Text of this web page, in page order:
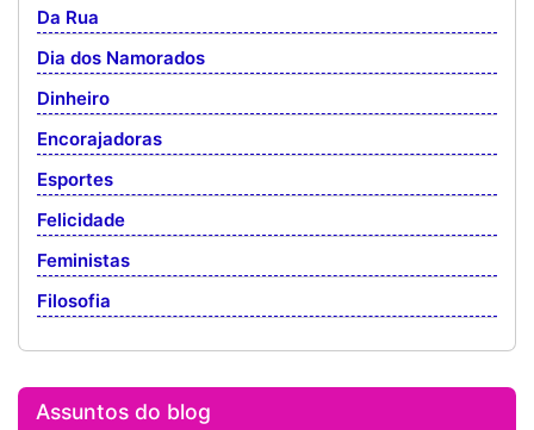
Da Rua
Dia dos Namorados
Dinheiro
Encorajadoras
Esportes
Felicidade
Feministas
Filosofia
Assuntos do blog